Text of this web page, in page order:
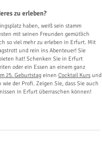
zu erleben?
haben, weiß sein stamm
mit seinen Freunden gemütlich
so viel mehr zu erleben in Erfurt. Mit
und rein ins Abenteuer! Sie
hat! Schenken Sie in Erfurt
oder ein Essen an einem ganz
25. Geburtstageinen Cocktail Kurs und
der Profi. Zeigen Sie, dass Sie auch
in Erfurt überraschen können!